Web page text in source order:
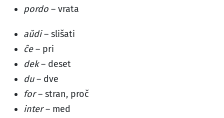
pordo – vrata
aŭdi– slišati
ĉe– pri
dek– deset
du– dve
for– stran, proč
inter– med